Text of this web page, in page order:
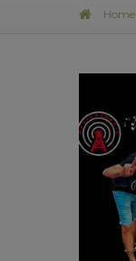
Home